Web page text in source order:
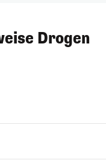
Drogen